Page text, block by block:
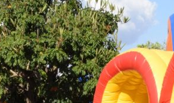
de